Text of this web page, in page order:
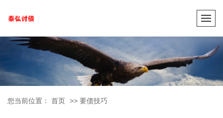
您当前位置： 首页 >> 要债技巧